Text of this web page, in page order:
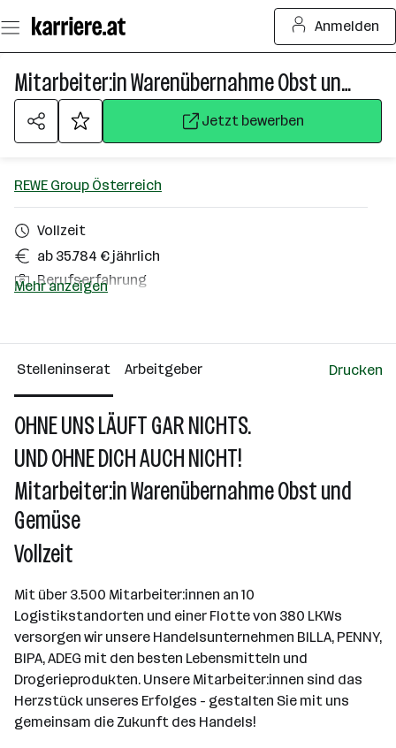
Seiteninhalt
springen
Anmelden
Mitarbeiter:in Warenübernahme Obst und Gemüse
Jetzt bewerben
REWE Group Österreich
Vollzeit
ab 35.784 € jährlich
Berufserfahrung
Über das Unternehmen
10000+ Mitarbeiter*innen
Wr. Neudorf
Mehr anzeigen
Stelleninserat Arbeitgeber Drucken
OHNE UNS LÄUFT GAR NICHTS.
UND OHNE DICH AUCH NICHT!
Mitarbeiter:in Warenübernahme Obst und
Gemüse
Vollzeit
Mit über 3.500 Mitarbeiter:innen an 10
Logistikstandorten und einer Flotte von 380 LKWs
versorgen wir unsere Handelsunternehmen BILLA, PENNY,
BIPA, ADEG mit den besten Lebensmitteln und
Drogerieprodukten. Unsere Mitarbeiter:innen sind das
Herzstück unseres Erfolges - gestalten Sie mit uns
gemeinsam die Zukunft des Handels!